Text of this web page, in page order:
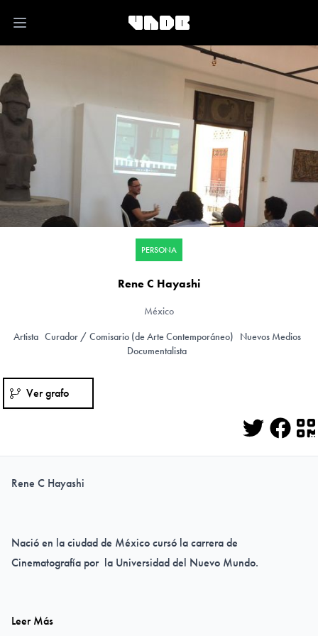
Open main menu
PERSONA
Rene C Hayashi
México
Artista Curador / Comisario (de Arte Contemporáneo)
Nuevos Medios
Documentalista
Ver grafo
Twitter
Rene C Hayashi
Nació en la ciudad de México cursó la carrera de
Cinematografía por la Universidad del Nuevo Mundo.
Su trabajo sé a expuesto en distintos lugares, como son la Sala
Leer Más